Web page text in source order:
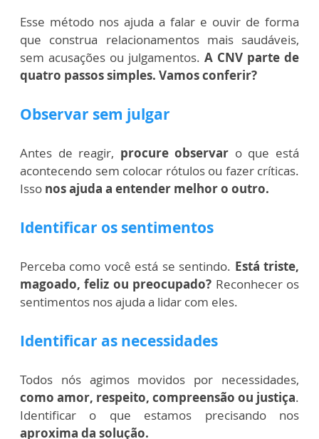
Esse método nos ajuda a falar e ouvir de forma
que construa relacionamentos mais saudáveis,
sem acusações ou julgamentos. A CNV parte de
quatro passos simples. Vamos conferir?
Observar sem julgar
Antes de reagir, procure observar o que está
acontecendo sem colocar rótulos ou fazer críticas.
Isso nos ajuda a entender melhor o outro.
Identificar os sentimentos
Perceba como você está se sentindo. Está triste,
magoado, feliz ou preocupado? Reconhecer os
sentimentos nos ajuda a lidar com eles.
Identificar as necessidades
Todos nós agimos movidos por necessidades,
como amor, respeito, compreensão ou justiça.
Identificar o que estamos precisando nos
aproxima da solução.